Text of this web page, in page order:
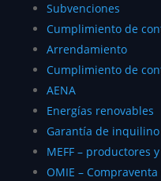
Subvenciones
Cumplimiento de
Arrendamiento
Cumplimiento de
AENA
Energías renovables
Garantía de inquilino
MEFF – productores
OMIE –